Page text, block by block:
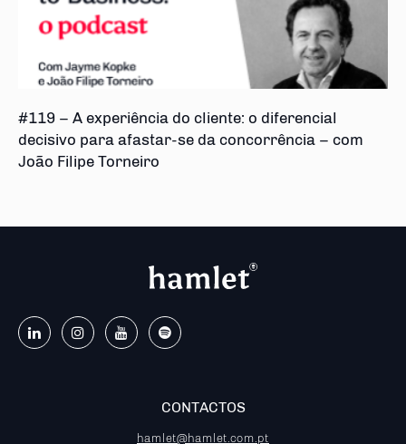
#119 – A experiência do cliente: o diferencial
decisivo para afastar-se da concorrência – com
João Filipe Torneiro
CONTACTOS
hamlet@hamlet.com.pt